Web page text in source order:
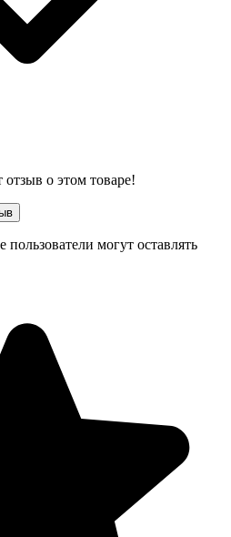
отзыв о этом товаре!
пользователи могут оставлять